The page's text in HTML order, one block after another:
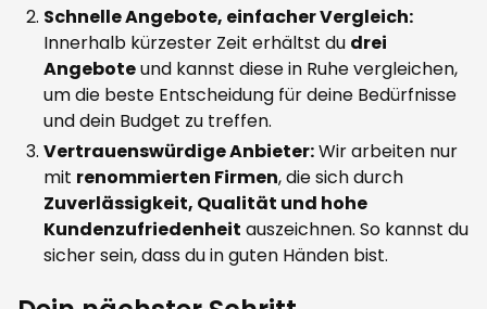
Schnelle Angebote, einfacher Vergleich:
Innerhalb kürzester Zeit erhältst du drei
Angeboteund kannst diese in Ruhe vergleichen,
um die beste Entscheidung für deine Bedürfnisse
und dein Budget zu treffen.
Vertrauenswürdige Anbieter:Wir arbeiten nur
mit renommierten Firmen, die sich durch
Zuverlässigkeit, Qualität und hohe
Kundenzufriedenheit auszeichnen. So kannst du
sicher sein, dass du in guten Händen bist.